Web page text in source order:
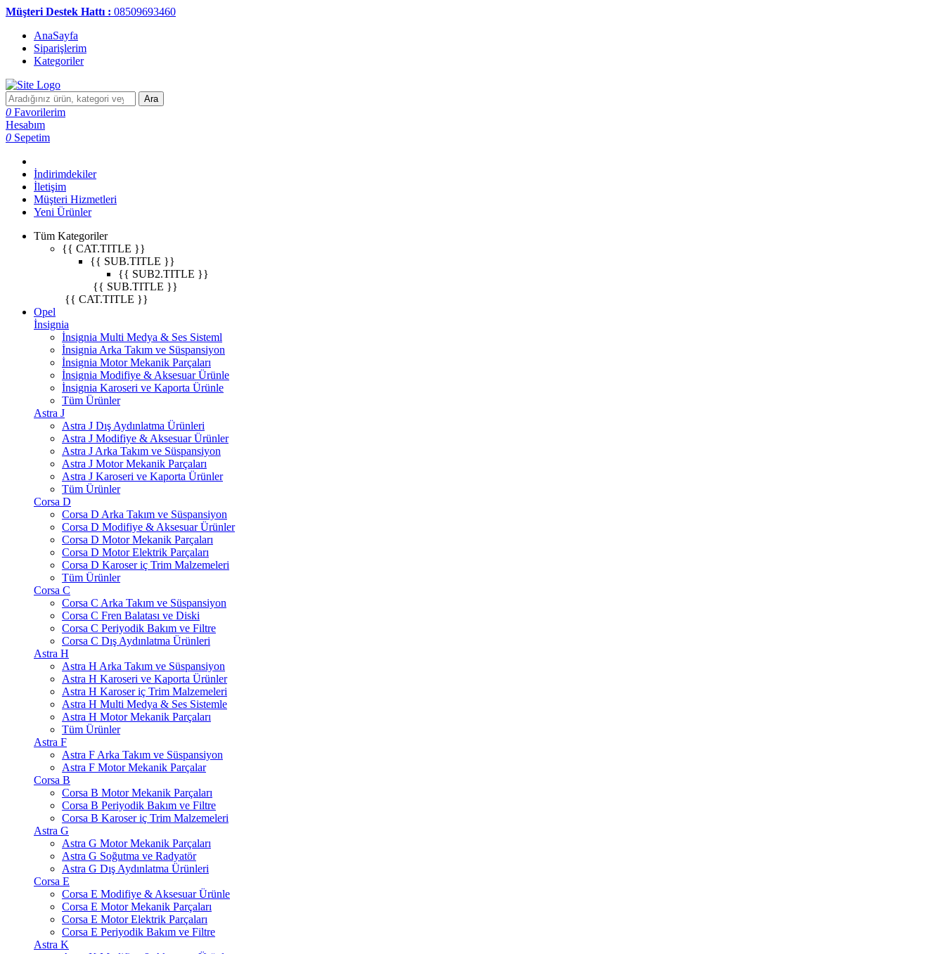
Müşteri Destek Hattı : 08509693460
AnaSayfa
Siparişlerim
Kategoriler
Ara
0 Favorilerim
Hesabım
0 Sepetim
İndirimdekiler
İletişim
Müşteri Hizmetleri
Yeni Ürünler
Tüm Kategoriler
{{ CAT.TITLE }}
{{ SUB.TITLE }}
{{ SUB2.TITLE }}
{{ SUB.TITLE }}
{{ CAT.TITLE }}
Opel
İnsignia
İnsignia Multi Medya & Ses Sisteml
İnsignia Arka Takım ve Süspansiyon
İnsignia Motor Mekanik Parçaları
İnsignia Modifiye & Aksesuar Ürünle
İnsignia Karoseri ve Kaporta Ürünle
Tüm Ürünler
Astra J
Astra J Dış Aydınlatma Ürünleri
Astra J Modifiye & Aksesuar Ürünler
Astra J Arka Takım ve Süspansiyon
Astra J Motor Mekanik Parçaları
Astra J Karoseri ve Kaporta Ürünler
Tüm Ürünler
Corsa D
Corsa D Arka Takım ve Süspansiyon
Corsa D Modifiye & Aksesuar Ürünler
Corsa D Motor Mekanik Parçaları
Corsa D Motor Elektrik Parçaları
Corsa D Karoser iç Trim Malzemeleri
Tüm Ürünler
Corsa C
Corsa C Arka Takım ve Süspansiyon
Corsa C Fren Balatası ve Diski
Corsa C Periyodik Bakım ve Filtre
Corsa C Dış Aydınlatma Ürünleri
Astra H
Astra H Arka Takım ve Süspansiyon
Astra H Karoseri ve Kaporta Ürünler
Astra H Karoser iç Trim Malzemeleri
Astra H Multi Medya & Ses Sistemle
Astra H Motor Mekanik Parçaları
Tüm Ürünler
Astra F
Astra F Arka Takım ve Süspansiyon
Astra F Motor Mekanik Parçalar
Corsa B
Corsa B Motor Mekanik Parçaları
Corsa B Periyodik Bakım ve Filtre
Corsa B Karoser iç Trim Malzemeleri
Astra G
Astra G Motor Mekanik Parçaları
Astra G Soğutma ve Radyatör
Astra G Dış Aydınlatma Ürünleri
Corsa E
Corsa E Modifiye & Aksesuar Ürünle
Corsa E Motor Mekanik Parçaları
Corsa E Motor Elektrik Parçaları
Corsa E Periyodik Bakım ve Filtre
Astra K